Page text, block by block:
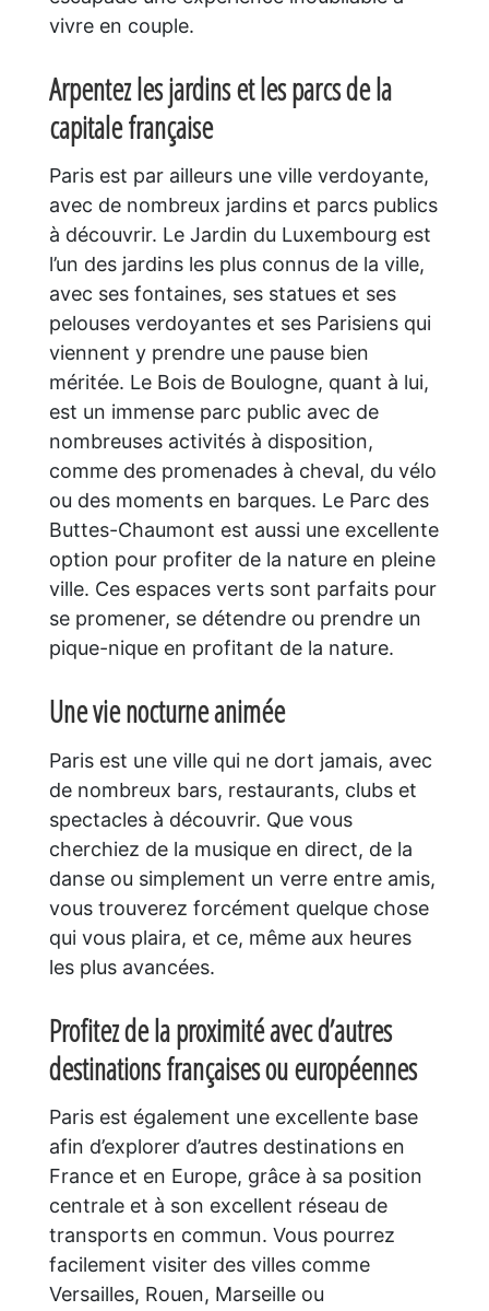
vivre en couple.
Arpentez les jardins et les parcs de la
capitale française
Paris est par ailleurs une ville verdoyante,
avec de nombreux jardins et parcs publics
à découvrir. Le Jardin du Luxembourg est
l’un des jardins les plus connus de la ville,
avec ses fontaines, ses statues et ses
pelouses verdoyantes et ses Parisiens qui
viennent y prendre une pause bien
méritée. Le Bois de Boulogne, quant à lui,
est un immense parc public avec de
nombreuses activités à disposition,
comme des promenades à cheval, du vélo
ou des moments en barques. Le Parc des
Buttes-Chaumont est aussi une excellente
option pour profiter de la nature en pleine
ville. Ces espaces verts sont parfaits pour
se promener, se détendre ou prendre un
pique-nique en profitant de la nature.
Une vie nocturne animée
Paris est une ville qui ne dort jamais, avec
de nombreux bars, restaurants, clubs et
spectacles à découvrir. Que vous
cherchiez de la musique en direct, de la
danse ou simplement un verre entre amis,
vous trouverez forcément quelque chose
qui vous plaira, et ce, même aux heures
les plus avancées.
Profitez de la proximité avec d’autres
destinations françaises ou européennes
Paris est également une excellente base
afin d’explorer d’autres destinations en
France et en Europe, grâce à sa position
centrale et à son excellent réseau de
transports en commun. Vous pourrez
facilement visiter des villes comme
Versailles, Rouen, Marseille ou